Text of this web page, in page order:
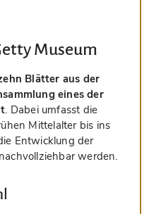
Museum
Blätter aus der
eines der
. Dabei umfasst die
Mittelalter bis ins
Entwicklung der
werden.